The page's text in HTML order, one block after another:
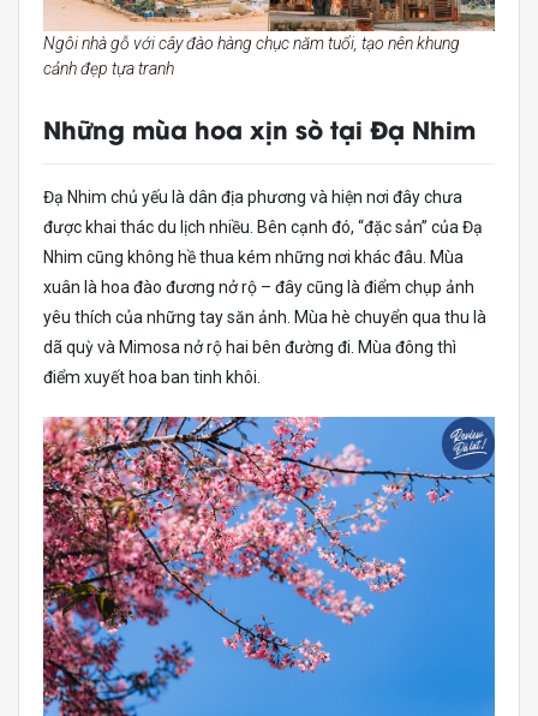
Ngôi nhà gỗ với cây đào hàng chục năm tuổi, tạo nên khung
cảnh đẹp tựa tranh
Những mùa hoa xịn sò tại Đạ Nhim
Đạ Nhim chủ yếu là dân địa phương và hiện nơi đây chưa
được khai thác du lịch nhiều. Bên cạnh đó, “đặc sản” của Đạ
Nhim cũng không hề thua kém những nơi khác đâu. Mùa
xuân là hoa đào đương nở rộ – đây cũng là điểm chụp ảnh
yêu thích của những tay săn ảnh. Mùa hè chuyển qua thu là
dã quỳ và Mimosa nở rộ hai bên đường đi. Mùa đông thì
điểm xuyết hoa ban tinh khôi.